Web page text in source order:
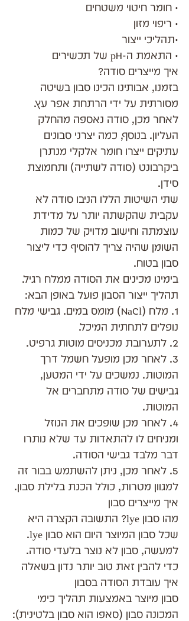
• חומר חיטוי משטחים
• ריפוי מזון
•תהליכי ייצור
• התאמת ה-pH של תכשירים
איך מייצרים סודה?
בזמנו, אבותינו הכינו סבון בשיטה
מסורתית על ידי הרתחת אפר עץ.
לאחר מכן, סודה נאספה מהחלק
העליון. בנוסף, כמה יצרני סבונים
עתיקים ייצרו חומר אלקלי מנתרן
ביקרבונט (סודה לשתייה) ותחמוצת
סידן.
שתי השיטות הללו הניבו סודה לא
עקבית שהקשתה יותר על מדידת
עוצמתה וחישוב מדויק של כמות
השומן שהיה צריך להוסיף כדי ליצור
סבון בטוח.
בימינו מכינים את הסודה ממלח רגיל.
תהליך ייצור הסבון פועל באופן הבא:
1. מלח (NaCl) מומס במים. גבישי מלח
נופלים לתחתית המיכל.
2. לתערובת מכניסים מוטות גרפיט.
3. לאחר מכן מופעל חשמל דרך
המוטות. נמשכים על ידי המטען,
גבישים של סודה מתחברים אל
המוטות.
4. לאחר מכן שופכים את הנוזל
ומניחים לו להתאדות עד שלא נותרו
דבר מלבד גבישי הסודה.
5. לאחר מכן, ניתן להשתמש בבור זה
למגוון מטרות, כולל הכנת בלילת סבון.
איך מייצרים סבון
מהו סבון lye? התשובה הקצרה היא
שכל סבון המיוצר היום הוא סבון lye.
למעשה, סבון לא נוצר בלעדי סודה.
כדי להבין זאת טוב יותר נדון בשאלה
איך עובדת הסודה בסבון
סבון מיוצר באמצעות תהליך כימי
המכונה סבון (סאפו הוא סבון בלטינית):